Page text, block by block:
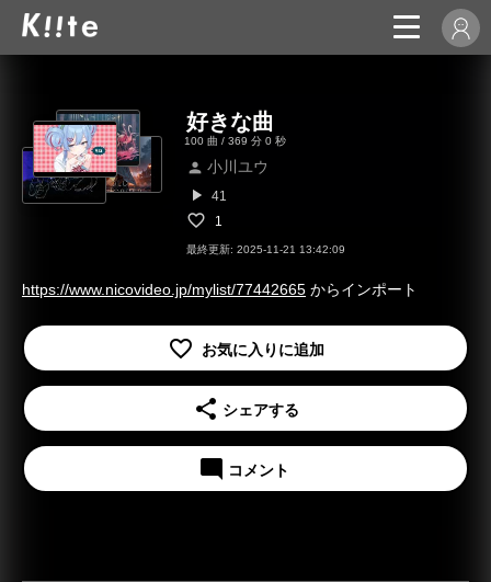
好きな曲
100 曲 / 369 分 0 秒
person 小川ユウ
play_arrow
41
1
最終更新: 2025-11-21 13:42:09
https://www.nicovideo.jp/mylist/77442665 からインポート
share シェアする
mode_comment コメント